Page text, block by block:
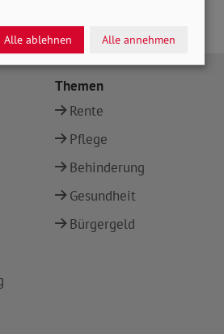
Themen
Rente
Pflege
Behinderung
Gesundheit
Bürgergeld
Alle ablehnen Alle annehmen